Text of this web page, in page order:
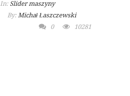
In: Slider maszyny
By: Michał Łaszczewski
0
10281